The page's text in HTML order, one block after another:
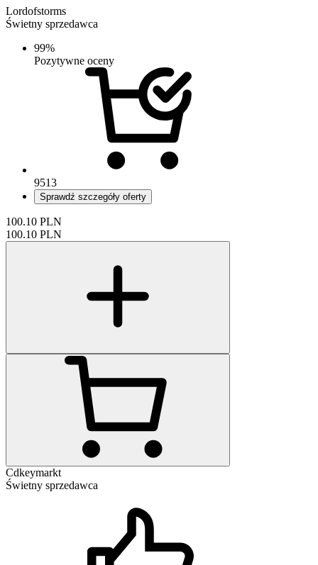
Lordofstorms
Świetny sprzedawca
99%
Pozytywne oceny
9513
Sprawdź szczegóły oferty
100.10 PLN
100.10 PLN
Cdkeymarkt
Świetny sprzedawca